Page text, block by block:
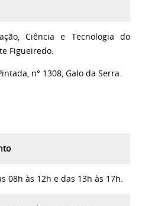
Ciência e Tecnologia do
Figueiredo.
n° 1308, Galo da Serra.
08h às 12h e das 13h às 17h.